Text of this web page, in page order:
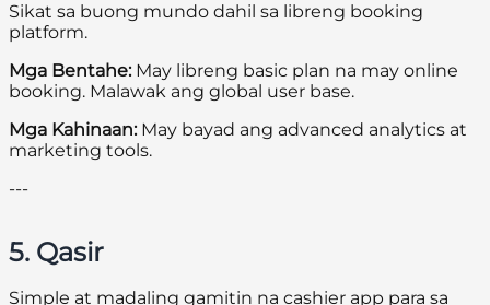
Sikat sa buong mundo dahil sa libreng booking
platform.
Mga Bentahe:May libreng basic plan na may online
booking. Malawak ang global user base.
Mga Kahinaan:May bayad ang advanced analytics at
marketing tools.
---
5. Qasir
Simple at madaling gamitin na cashier app para sa